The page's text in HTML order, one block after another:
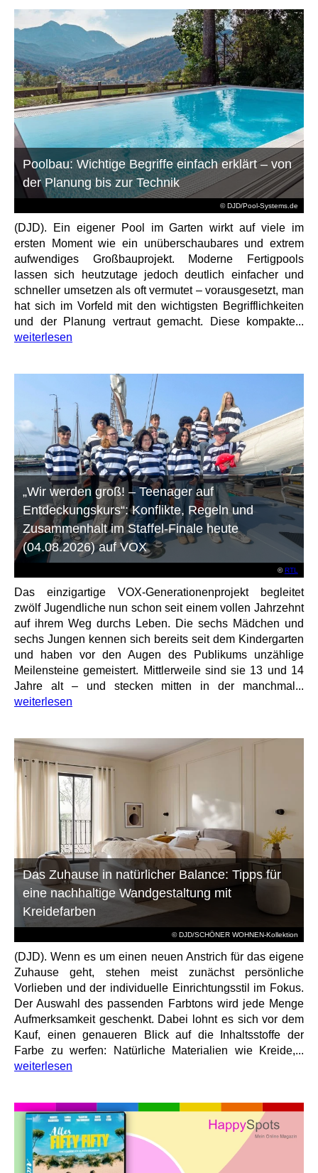
© DJD/Pool-Systems.de
Poolbau: Wichtige Begriffe einfach erklärt – von
der Planung bis zur Technik
(DJD). Ein eigener Pool im Garten wirkt auf viele im
ersten Moment wie ein unüberschaubares und extrem
aufwendiges Großbauprojekt. Moderne Fertigpools
lassen sich heutzutage jedoch deutlich einfacher und
schneller umsetzen als oft vermutet – vorausgesetzt, man
hat sich im Vorfeld mit den wichtigsten Begrifflichkeiten
und der Planung vertraut gemacht. Diese kompakte...
weiterlesen
©RTL
„Wir werden groß! – Teenager auf
Entdeckungskurs“: Konflikte, Regeln und
Zusammenhalt im Staffel-Finale heute
(04.08.2026) auf VOX
Das einzigartige VOX-Generationenprojekt begleitet
zwölf Jugendliche nun schon seit einem vollen Jahrzehnt
auf ihrem Weg durchs Leben. Die sechs Mädchen und
sechs Jungen kennen sich bereits seit dem Kindergarten
und haben vor den Augen des Publikums unzählige
Meilensteine gemeistert. Mittlerweile sind sie 13 und 14
Jahre alt – und stecken mitten in der manchmal...
weiterlesen
© DJD/SCHÖNER WOHNEN-Kollektion
Das Zuhause in natürlicher Balance: Tipps für
eine nachhaltige Wandgestaltung mit
Kreidefarben
(DJD). Wenn es um einen neuen Anstrich für das eigene
Zuhause geht, stehen meist zunächst persönliche
Vorlieben und der individuelle Einrichtungsstil im Fokus.
Der Auswahl des passenden Farbtons wird jede Menge
Aufmerksamkeit geschenkt. Dabei lohnt es sich vor dem
Kauf, einen genaueren Blick auf die Inhaltsstoffe der
Farbe zu werfen: Natürliche Materialien wie Kreide,...
weiterlesen